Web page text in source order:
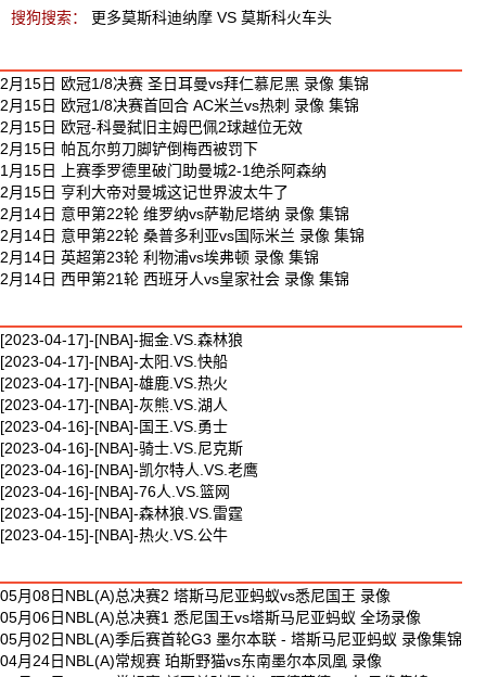
搜狗搜索：
更多莫斯科迪纳摩 VS 莫斯科火车头
2月15日 欧冠1/8决赛 圣日耳曼vs拜仁慕尼黑 录像 集锦
2月15日 欧冠1/8决赛首回合 AC米兰vs热刺 录像 集锦
2月15日 欧冠-科曼弑旧主姆巴佩2球越位无效
2月15日 帕瓦尔剪刀脚铲倒梅西被罚下
1月15日 上赛季罗德里破门助曼城2-1绝杀阿森纳
2月15日 亨利大帝对曼城这记世界波太牛了
2月14日 意甲第22轮 维罗纳vs萨勒尼塔纳 录像 集锦
2月14日 意甲第22轮 桑普多利亚vs国际米兰 录像 集锦
2月14日 英超第23轮 利物浦vs埃弗顿 录像 集锦
2月14日 西甲第21轮 西班牙人vs皇家社会 录像 集锦
[2023-04-17]-[NBA]-掘金.VS.森林狼
[2023-04-17]-[NBA]-太阳.VS.快船
[2023-04-17]-[NBA]-雄鹿.VS.热火
[2023-04-17]-[NBA]-灰熊.VS.湖人
[2023-04-16]-[NBA]-国王.VS.勇士
[2023-04-16]-[NBA]-骑士.VS.尼克斯
[2023-04-16]-[NBA]-凯尔特人.VS.老鹰
[2023-04-16]-[NBA]-76人.VS.篮网
[2023-04-15]-[NBA]-森林狼.VS.雷霆
[2023-04-15]-[NBA]-热火.VS.公牛
05月08日NBL(A)总决赛2 塔斯马尼亚蚂蚁vs悉尼国王 录像
05月06日NBL(A)总决赛1 悉尼国王vs塔斯马尼亚蚂蚁 全场录像
05月02日NBL(A)季后赛首轮G3 墨尔本联 - 塔斯马尼亚蚂蚁 录像集锦
04月24日NBL(A)常规赛 珀斯野猫vs东南墨尔本凤凰 录像